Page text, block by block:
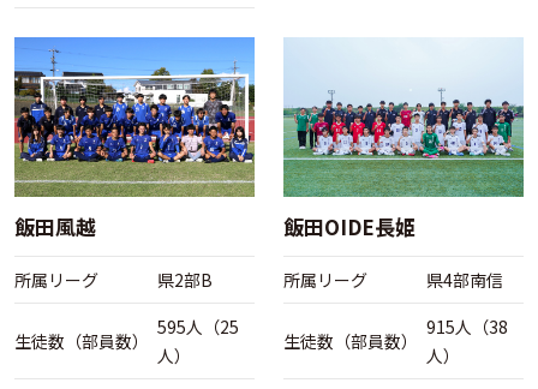
飯田風越
所属リーグ 県2部B
生徒数（部員数）
595人（25
人）
飯田OIDE長姫
所属リーグ 県4部南信
生徒数（部員数）
915人（38
人）